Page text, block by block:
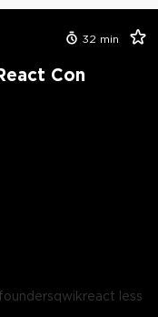
32 min
Con
qwikreact less